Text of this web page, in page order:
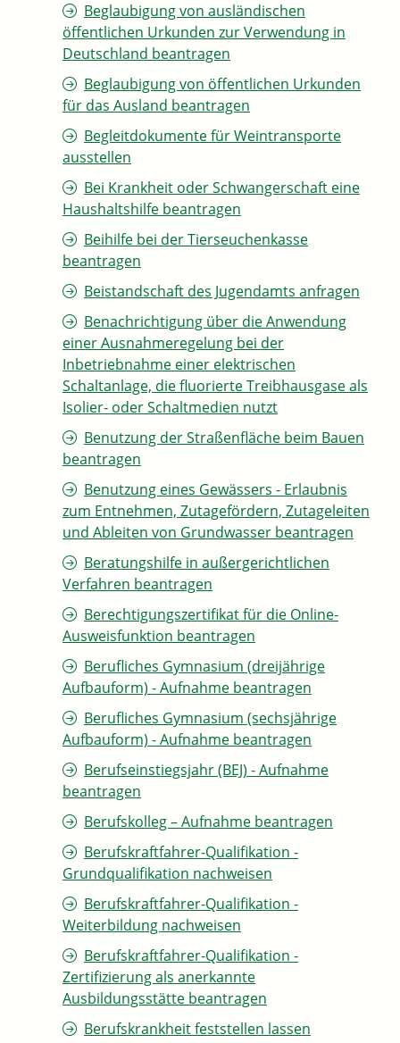
Beglaubigung von ausländischen
öffentlichen Urkunden zur Verwendung in
Deutschland beantragen
Beglaubigung von öffentlichen Urkunden
für das Ausland beantragen
Begleitdokumente für Weintransporte
ausstellen
Bei Krankheit oder Schwangerschaft eine
Haushaltshilfe beantragen
Beihilfe bei der Tierseuchenkasse
beantragen
Beistandschaft des Jugendamts anfragen
Benachrichtigung über die Anwendung
einer Ausnahmeregelung bei der
Inbetriebnahme einer elektrischen
Schaltanlage, die fluorierte Treibhausgase als
Isolier- oder Schaltmedien nutzt
Benutzung der Straßenfläche beim Bauen
beantragen
Benutzung eines Gewässers - Erlaubnis
zum Entnehmen, Zutagefördern, Zutageleiten
und Ableiten von Grundwasser beantragen
Beratungshilfe in außergerichtlichen
Verfahren beantragen
Berechtigungszertifikat für die Online-
Ausweisfunktion beantragen
Berufliches Gymnasium (dreijährige
Aufbauform) - Aufnahme beantragen
Berufliches Gymnasium (sechsjährige
Aufbauform) - Aufnahme beantragen
Berufseinstiegsjahr (BEJ) - Aufnahme
beantragen
Berufskolleg – Aufnahme beantragen
Berufskraftfahrer-Qualifikation -
Grundqualifikation nachweisen
Berufskraftfahrer-Qualifikation -
Weiterbildung nachweisen
Berufskraftfahrer-Qualifikation -
Zertifizierung als anerkannte
Ausbildungsstätte beantragen
Berufskrankheit feststellen lassen